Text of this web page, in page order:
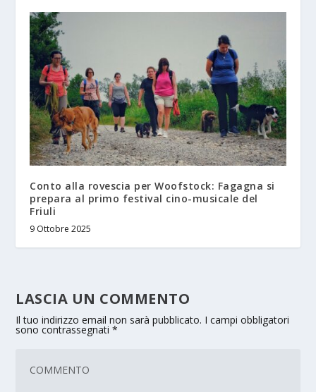
Conto alla rovescia per Woofstock: Fagagna si
prepara al primo festival cino-musicale del
Friuli
9 Ottobre 2025
LASCIA UN COMMENTO
Il tuo indirizzo email non sarà pubblicato. I campi obbligatori
sono contrassegnati*